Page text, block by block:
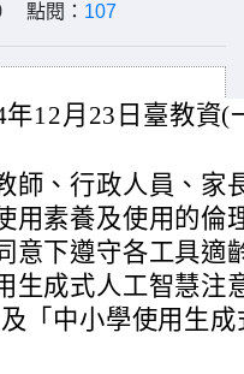
點閱： 107
12月23日臺教資(
師、行政人員、家
用素養及使用的倫
意下遵守各工具適
生成式人工智慧注
「中小學使用生